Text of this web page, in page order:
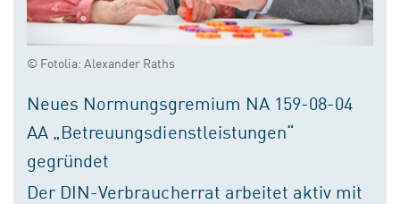
© Fotolia: Alexander Raths
Neues Normungsgremium NA 159-08-04
AA „Betreuungsdienstleistungen“
gegründet
Der DIN-Verbraucherrat arbeitet aktiv mit